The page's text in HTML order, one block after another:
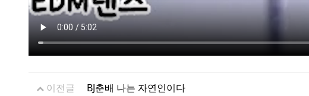
이전글 BJ춘배 나는 자연인이다